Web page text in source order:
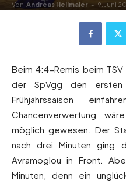
Von Andreas Heilmaier - 9. Juni
Beim 4:4-Remis beim
der SpVgg den ersten
Frühjahrssaison
Chancenverwertung
möglich gewesen. Der
nach drei Minuten ging
Avramoglou in Front.
Minuten, denn ein